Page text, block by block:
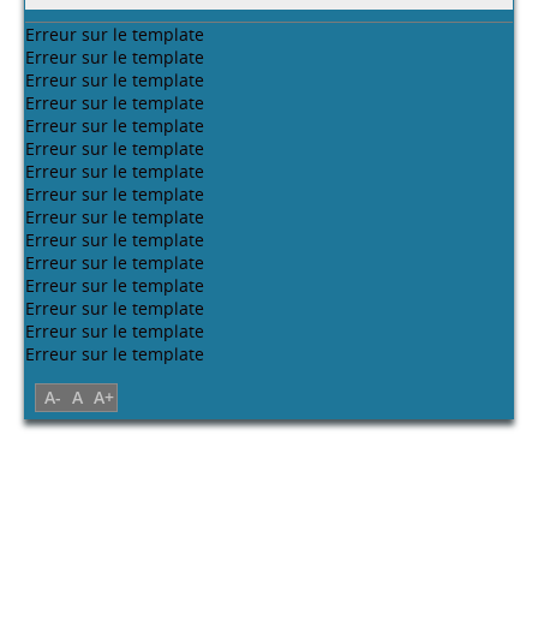
A- A A+
Erreur sur le template
Erreur sur le template
Erreur sur le template
Erreur sur le template
Erreur sur le template
Erreur sur le template
Erreur sur le template
Erreur sur le template
Erreur sur le template
Erreur sur le template
Erreur sur le template
Erreur sur le template
Erreur sur le template
Erreur sur le template
Erreur sur le template